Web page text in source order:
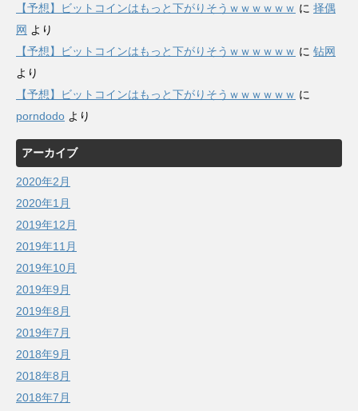
【予想】ビットコインはもっと下がりそうｗｗｗｗｗｗ に 择偶
网 より
【予想】ビットコインはもっと下がりそうｗｗｗｗｗｗ に 钻网
より
【予想】ビットコインはもっと下がりそうｗｗｗｗｗｗ に
porndodo より
アーカイブ
2020年2月
2020年1月
2019年12月
2019年11月
2019年10月
2019年9月
2019年8月
2019年7月
2018年9月
2018年8月
2018年7月